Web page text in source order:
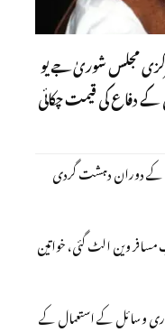
مجلس شوریٰ جے یو
دفاع کی قیمت چکائی
کے دوران دہشت گردی
وین الٹ گئی، خواتین
وسائل کے استعمال کے